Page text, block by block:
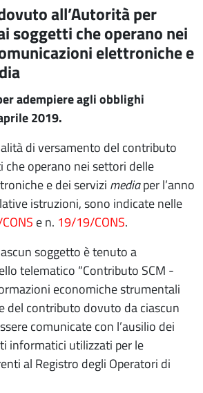
all’Autorità per
soggetti che operano nei
elettroniche e
adempiere agli obblighi
2019.
di versamento del contributo
operano nei settori delle
e dei servizi mediaper l’anno
istruzioni, sono indicate nelle
e n. 19/19/CONS.
soggetto è tenuto a
telematico “Contributo SCM -
economiche strumentali
del contributo dovuto da ciascun
comunicate con l’ausilio dei
informatici utilizzati per le
al Registro degli Operatori di